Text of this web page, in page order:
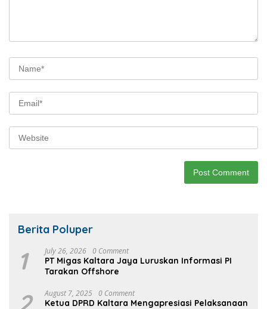
Berita Poluper
1 July 26, 2026 0 Comment
PT Migas Kaltara Jaya Luruskan Informasi PI
Tarakan Offshore
August 7, 2025 0 Comment
Ketua DPRD Kaltara Mengapresiasi Pelaksanaan